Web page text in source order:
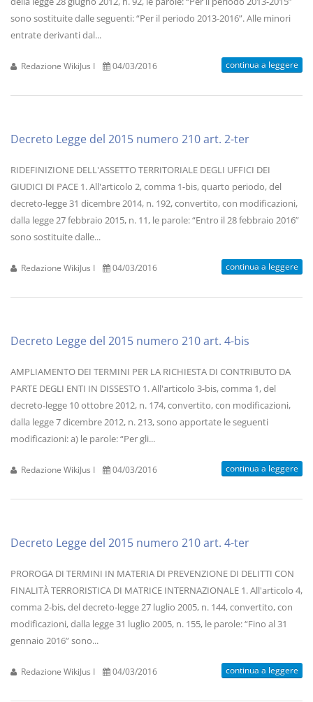
sono sostituite dalle seguenti: “Per il periodo 2013-2016”. Alle minori
entrate derivanti dal...
Redazione WikiJus I 04/03/2016 continua a leggere
Decreto Legge del 2015 numero 210 art. 2-ter
RIDEFINIZIONE DELL'ASSETTO TERRITORIALE DEGLI UFFICI DEI
GIUDICI DI PACE 1. All'articolo 2, comma 1-bis, quarto periodo, del
decreto-legge 31 dicembre 2014, n. 192, convertito, con modificazioni,
dalla legge 27 febbraio 2015, n. 11, le parole: “Entro il 28 febbraio 2016”
sono sostituite dalle...
Redazione WikiJus I 04/03/2016 continua a leggere
Decreto Legge del 2015 numero 210 art. 4-bis
AMPLIAMENTO DEI TERMINI PER LA RICHIESTA DI CONTRIBUTO DA
PARTE DEGLI ENTI IN DISSESTO 1. All'articolo 3-bis, comma 1, del
decreto-legge 10 ottobre 2012, n. 174, convertito, con modificazioni,
dalla legge 7 dicembre 2012, n. 213, sono apportate le seguenti
modificazioni: a) le parole: “Per gli...
Redazione WikiJus I 04/03/2016 continua a leggere
Decreto Legge del 2015 numero 210 art. 4-ter
PROROGA DI TERMINI IN MATERIA DI PREVENZIONE DI DELITTI CON
FINALITÀ TERRORISTICA DI MATRICE INTERNAZIONALE 1. All'articolo 4,
comma 2-bis, del decreto-legge 27 luglio 2005, n. 144, convertito, con
modificazioni, dalla legge 31 luglio 2005, n. 155, le parole: “Fino al 31
gennaio 2016” sono...
Redazione WikiJus I 04/03/2016 continua a leggere